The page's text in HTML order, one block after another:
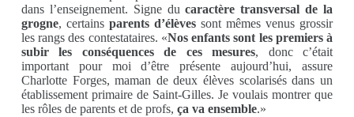
dans l’enseignement. Signe ducaractère transversal de la
grogne, certains parents d’élèves sont mêmes venus grossir
les rangs des contestataires. «Nos enfants sont les premiers à
subir les conséquences de ces mesures, donc c’était
important pour moi d’être présente aujourd’hui, assure
Charlotte Forges, maman de deux élèves scolarisés dans un
établissement primaire de Saint-Gilles. Je voulais montrer que
les rôles de parents et de profs, ça va ensemble.»